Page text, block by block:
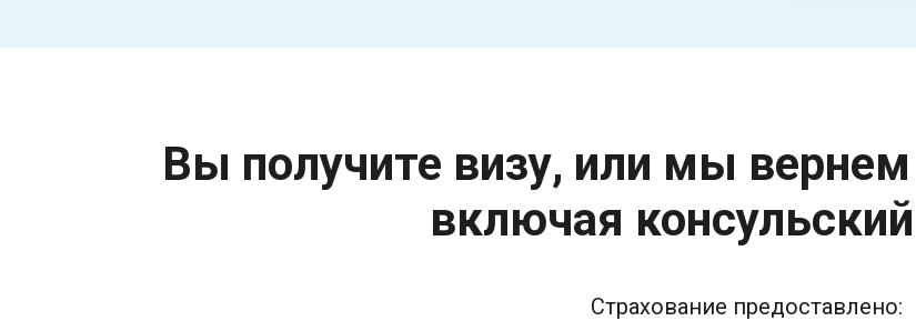
Вы получите визу, или мы
включая
Страхование предоставлено: